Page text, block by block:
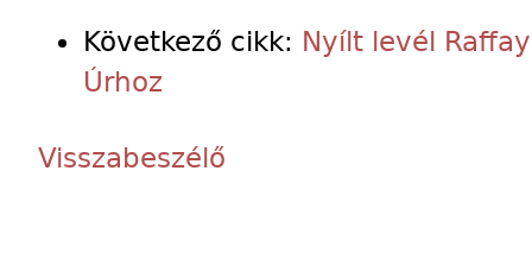
Következő cikk: Nyílt levél
Úrhoz
Visszabeszélő